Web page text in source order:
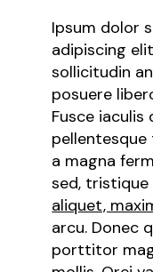
Ipsum dolor
adipiscing
sollicitudin
posuere
Fusce
pellentesque
a magna
sed, tristique
aliquet,
arcu. Donec
porttitor